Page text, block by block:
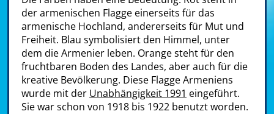
der armenischen Flagge einerseits für das
armenische Hochland, andererseits für Mut und
Freiheit. Blau symbolisiert den Himmel, unter
dem die Armenier leben. Orange steht für den
fruchtbaren Boden des Landes, aber auch für die
kreative Bevölkerung. Diese Flagge Armeniens
wurde mit der Unabhängigkeit 1991 eingeführt.
Sie war schon von 1918 bis 1922 benutzt worden.